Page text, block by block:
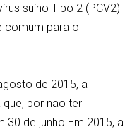
suíno Tipo 2 (PCV2)
comum para o
de 2015, a
por não ter
30 de junho Em 2015, a